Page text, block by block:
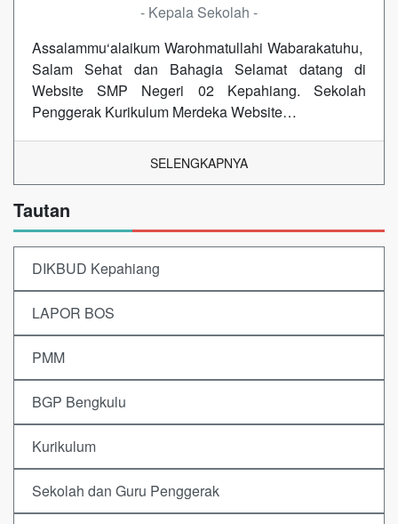
- Kepala Sekolah -
Assalammu‘alaikum Warohmatullahi Wabarakatuhu,
Salam Sehat dan Bahagia Selamat datang di
Website SMP Negeri 02 Kepahiang. Sekolah
Penggerak Kurikulum Merdeka Website…
SELENGKAPNYA
Tautan
DIKBUD Kepahiang
LAPOR BOS
PMM
BGP Bengkulu
Kurikulum
Sekolah dan Guru Penggerak